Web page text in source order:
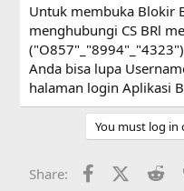
r
t
e
r
Untuk membuka Blokir
menghubungi CS BRl
Anda bisa lupa
halaman login Aplikasi
You must log in
Share: Facebook
X